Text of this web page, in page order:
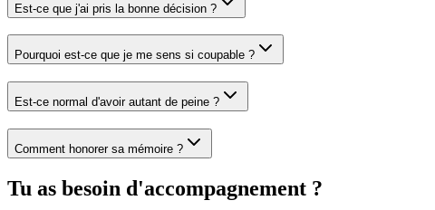
Est-ce que j'ai pris la bonne décision ?
Pourquoi est-ce que je me sens si coupable ?
Est-ce normal d'avoir autant de peine ?
Comment honorer sa mémoire ?
Tu as besoin d'accompagnement ?